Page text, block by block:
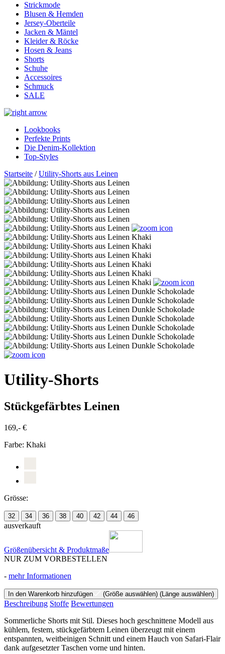
Strickmode
Blusen & Hemden
Jersey-Oberteile
Jacken & Mäntel
Kleider & Röcke
Hosen & Jeans
Shorts
Schuhe
Accessoires
Schmuck
SALE
Lookbooks
Perfekte Prints
Die Denim-Kollektion
Top-Styles
Startseite /Utility-Shorts aus Leinen
Utility-Shorts
Stückgefärbtes Leinen
169,- €
Farbe: Khaki
Grösse:
32 34 36 38 40 42 44 46
ausverkauft
Größenübersicht & Produktmaße
NUR ZUM VORBESTELLEN
- mehr Informationen
In den Warenkorb hinzufügen (Größe auswählen) (Länge auswählen)
Beschreibung Stoffe Bewertungen
Sommerliche Shorts mit Stil. Dieses hoch geschnittene Modell aus
kühlem, festem, stückgefärbtem Leinen überzeugt mit einem
entspannten, weitbeinigen Schnitt und einem Hauch von Safari-Flair
dank aufgesetzter Taschen vorne und hinten.